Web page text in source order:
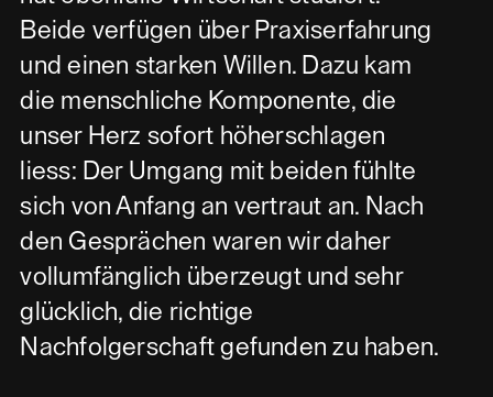
Beide verfügen über Praxiserfahrung
und einen starken Willen. Dazu kam
die menschliche Komponente, die
unser Herz sofort höherschlagen
liess: Der Umgang mit beiden fühlte
sich von Anfang an vertraut an. Nach
den Gesprächen waren wir daher
vollumfänglich überzeugt und sehr
glücklich, die richtige
Nachfolgerschaft gefunden zu haben.